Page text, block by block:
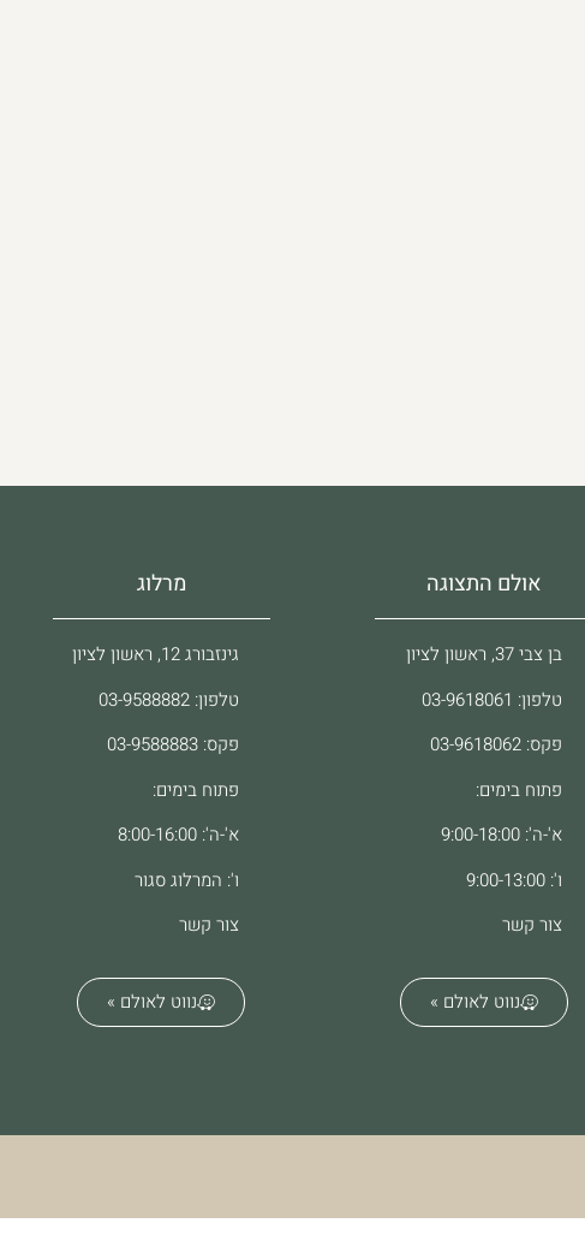
אולם התצוגה
בן צבי 37, ראשון לציון
טלפון: 03-9618061
פקס: 03-9618062
פתוח בימים:
א'-ה': 9:00-18:00
ו': 9:00-13:00
צור קשר
נווט לאולם »
מרלוג
גינזבורג 12, ראשון לציון
טלפון: 03-9588882
פקס: 03-9588883
פתוח בימים:
א'-ה': 8:00-16:00
ו': המרלוג סגור
צור קשר
נווט לאולם »